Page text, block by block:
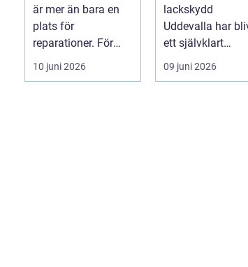
är mer än bara en
plats för
reparationer. För
många
motorcyklister
10 juni 2026
lackskydd
Uddevalla har
ett självklart
begrepp för
som vill...
09 juni 2026